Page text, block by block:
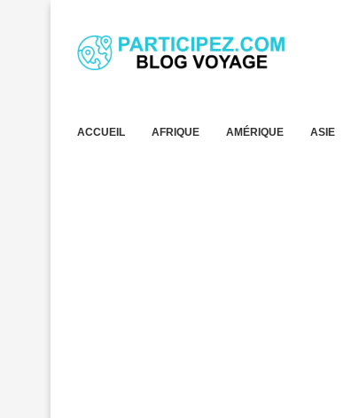
ACCUEIL AFRIQUE AMÉRIQUE ASIE